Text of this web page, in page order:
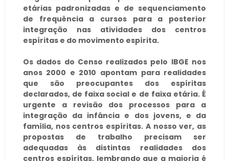
etárias padronizadas e de sequenciamento
de frequência a cursos para a posterior
integração nas atividades dos centros
espíritas e do movimento espírita.
Os dados do Censo realizados pelo IBGE nos
anos 2000 e 2010 apontam para realidades
que são preocupantes dos espíritas
declarados, de faixa social e de faixa etária. É
urgente a revisão dos processos para a
integração da infância e dos jovens, e da
família, nos centros espíritas. A nosso ver, as
propostas de trabalho precisam ser
adequadas às distintas realidades dos
centros espíritas, lembrando que a maioria é